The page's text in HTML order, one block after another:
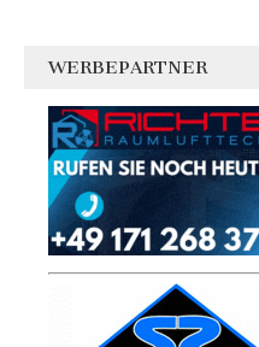
WERBEPARTNER